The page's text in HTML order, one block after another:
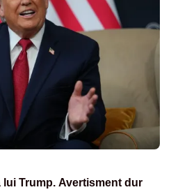
Trump. Avertisment dur